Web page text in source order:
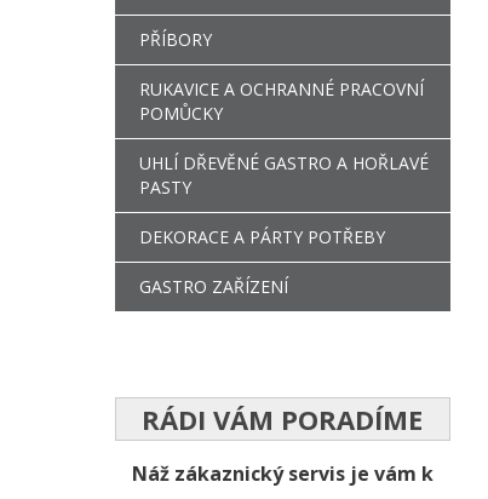
PŘÍBORY
RUKAVICE A OCHRANNÉ PRACOVNÍ
POMŮCKY
UHLÍ DŘEVĚNÉ GASTRO A HOŘLAVÉ
PASTY
DEKORACE A PÁRTY POTŘEBY
GASTRO ZAŘÍZENÍ
RÁDI VÁM PORADÍME
Náž zákaznický servis je vám k